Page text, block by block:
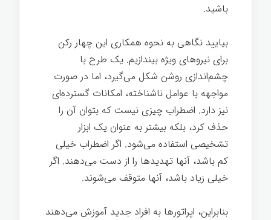
باشید.
بیایید نگاهی به نحوه همکاری این چهار رکن
برای نیروهای ویژه بیندازیم. یک طرح با
چشم‌اندازی روشن شکل می‌گیرد، اما در صورت
مواجهه با عوامل ناشناخته، امکانات گسترده‌ای
نیز دارد. اضطراب چیزی نیست که بتوان آن را
حذف کرد، بلکه بیشتر به عنوان یک ابزار
تشخیصی استفاده می‌شود. اگر اضطراب خیلی
کم باشد، آنها تهدیدها را از دست می‌دهند. اگر
خیلی زیاد باشد، آنها متوقف می‌شوند.
بنابراین، اپراتورها به افراد جدید آموزش می‌دهند